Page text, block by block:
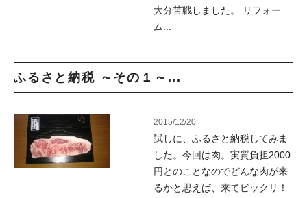
大分苦戦しました。 リフォー
ム...
ふるさと納税 ～その１～...
2015/12/20
試しに、ふるさと納税してみま
した。今回は肉。実質負担2000
円とのことなのでどんな肉が来
るかと思えば、来てビックリ！